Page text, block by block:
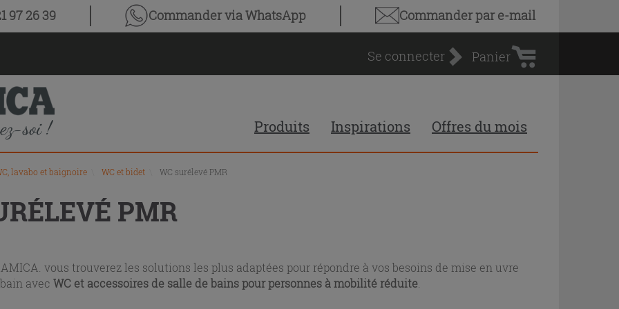
97 26 39 Commander via WhatsApp Commander par e-mail
Se connecter
d'achat
Panier
Produits Inspirations Offres du mois
lavabo et baignoire WC et bidet WC surélevé PMR
PMR
vous trouverez les solutions les plus adaptées pour répondre à vos besoins de mise en uvre
avecWC et accessoires de salle de bains pour personnes à mobilité réduite